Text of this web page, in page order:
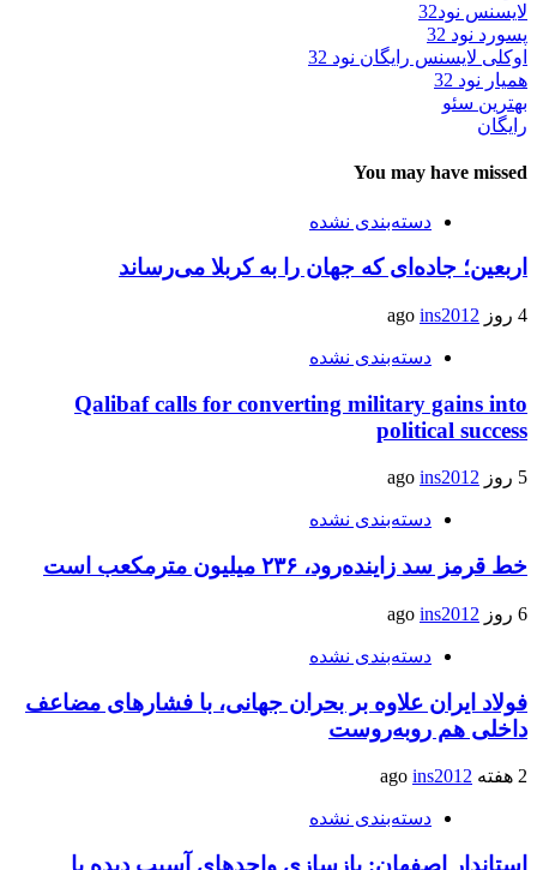
لایسنس نود32
پسورد نود 32
اوکلی لایسنس رایگان نود 32
همیار نود 32
بهترین سئو
رایگان
You may have missed
دسته‌بندی نشده
اربعین؛ جاده‌ای که جهان را به کربلا می‌رساند
4 روز ago ins2012
دسته‌بندی نشده
Qalibaf calls for converting military gains into
political success
5 روز ago ins2012
دسته‌بندی نشده
خط قرمز سد زاینده‌رود، ۲۳۶ میلیون مترمکعب است
6 روز ago ins2012
دسته‌بندی نشده
فولاد ایران علاوه بر بحران جهانی، با فشارهای مضاعف
داخلی هم روبه‌روست
2 هفته ago ins2012
دسته‌بندی نشده
استاندار اصفهان: بازسازی واحدهای آسیب دیده با